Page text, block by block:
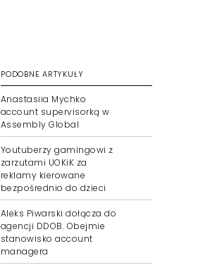
PODOBNE ARTYKUŁY
Anastasiia Mychko
account supervisorką w
Assembly Global
Youtuberzy gamingowi z
zarzutami UOKiK za
reklamy kierowane
bezpośrednio do dzieci
Aleks Piwarski dołącza do
agencji DDOB. Obejmie
stanowisko account
managera